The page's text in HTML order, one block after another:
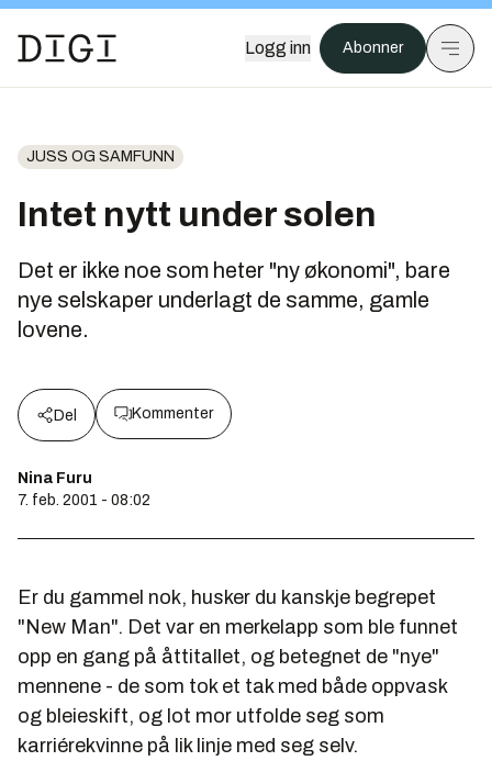
Logg inn Abonner
JUSS OG SAMFUNN
Intet nytt under solen
Det er ikke noe som heter "ny økonomi", bare
nye selskaper underlagt de samme, gamle
lovene.
Del Kommenter
Nina Furu
7. feb. 2001 - 08:02
Er du gammel nok, husker du kanskje begrepet
"New Man". Det var en merkelapp som ble funnet
opp en gang på åttitallet, og betegnet de "nye"
mennene - de som tok et tak med både oppvask
og bleieskift, og lot mor utfolde seg som
karriérekvinne på lik linje med seg selv.